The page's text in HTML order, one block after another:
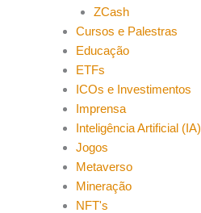
ZCash
Cursos e Palestras
Educação
ETFs
ICOs e Investimentos
Imprensa
Inteligência Artificial (IA)
Jogos
Metaverso
Mineração
NFT's